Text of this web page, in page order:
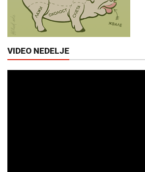
VIDEO NEDELJE